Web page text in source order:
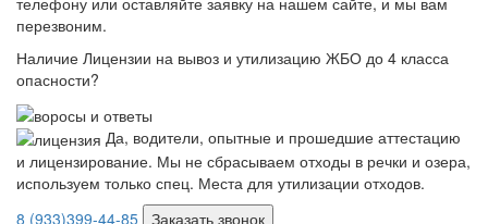
перезвоним.
Наличие Лицензии на вывоз и утилизацию ЖБО до 4 класса
опасности?
Да, водители, опытные и прошедшие аттестацию
и лицензирование. Мы не сбрасываем отходы в речки и озера,
используем только спец. Места для утилизации отходов.
8 (933)399-44-85 Заказать звонок